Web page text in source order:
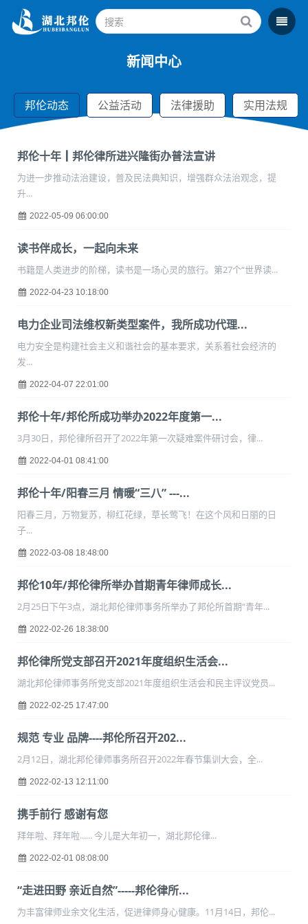
新闻中心
邦伦动态 公益活动 法律援助 实用法规
邦伦十年┃邦伦律所进兴隆街办普法宣讲
为进一步推动法治建设，普及民法典知识，增强群众法治观念，提
升...
2022-05-09 06:00:00
读书伴成长，一起向未来
书籍是人类进步的阶梯，读书是一场心灵的旅行。第27个“世界读...
2022-04-23 10:18:00
电力企业司法维权新类型案件，我所成功代理...
电力安全是构建社会主义和谐社会的基本要求，关系着社会经济的
发...
2022-04-07 22:01:00
邦伦十年/邦伦所成功举办2022年度第一...
3月30日，邦伦律所召开了2022年第一次疑难案件研讨会，律...
2022-04-01 08:41:00
邦伦十年/阳春三月 情暖“三八” ---...
阳春三月，万物复苏，柳红花绿，草长莺飞！在这个风和日丽的日
子...
2022-03-08 18:48:00
邦伦10年/邦伦律所举办首期青年律师成长...
2月25日下午3点，湖北邦伦律师事务所举办了邦伦所首期“青年...
2022-02-26 18:38:00
邦伦律所党支部召开2021年度组织生活会...
湖北邦伦律师事务所党支部2021年度组织生活会和民主评议党员...
2022-02-25 17:47:00
规范 专业 品牌----邦伦所召开202...
2月12日，湖北邦伦律师事务所召开2022年春节集训大会，全...
2022-02-13 12:11:00
携手前行 感谢有您
拜年啦、拜年啦...... 今儿是大年初一，湖北邦伦律...
2022-02-01 08:08:00
“走进田野 亲近自然”-----邦伦律所...
为丰富律师业余文化生活，促进律师身心健康。11月14日，邦伦...